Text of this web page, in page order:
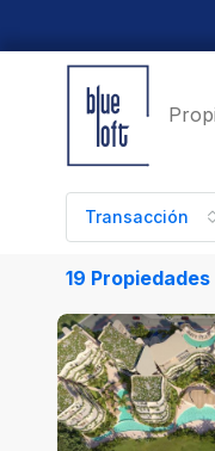
Transacción
19 Propiedades